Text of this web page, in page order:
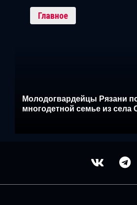
Главное
Молодогвардейцы Рязани
многодетной семье из села